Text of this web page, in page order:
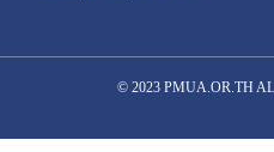
© 2023 PMUA.OR.TH